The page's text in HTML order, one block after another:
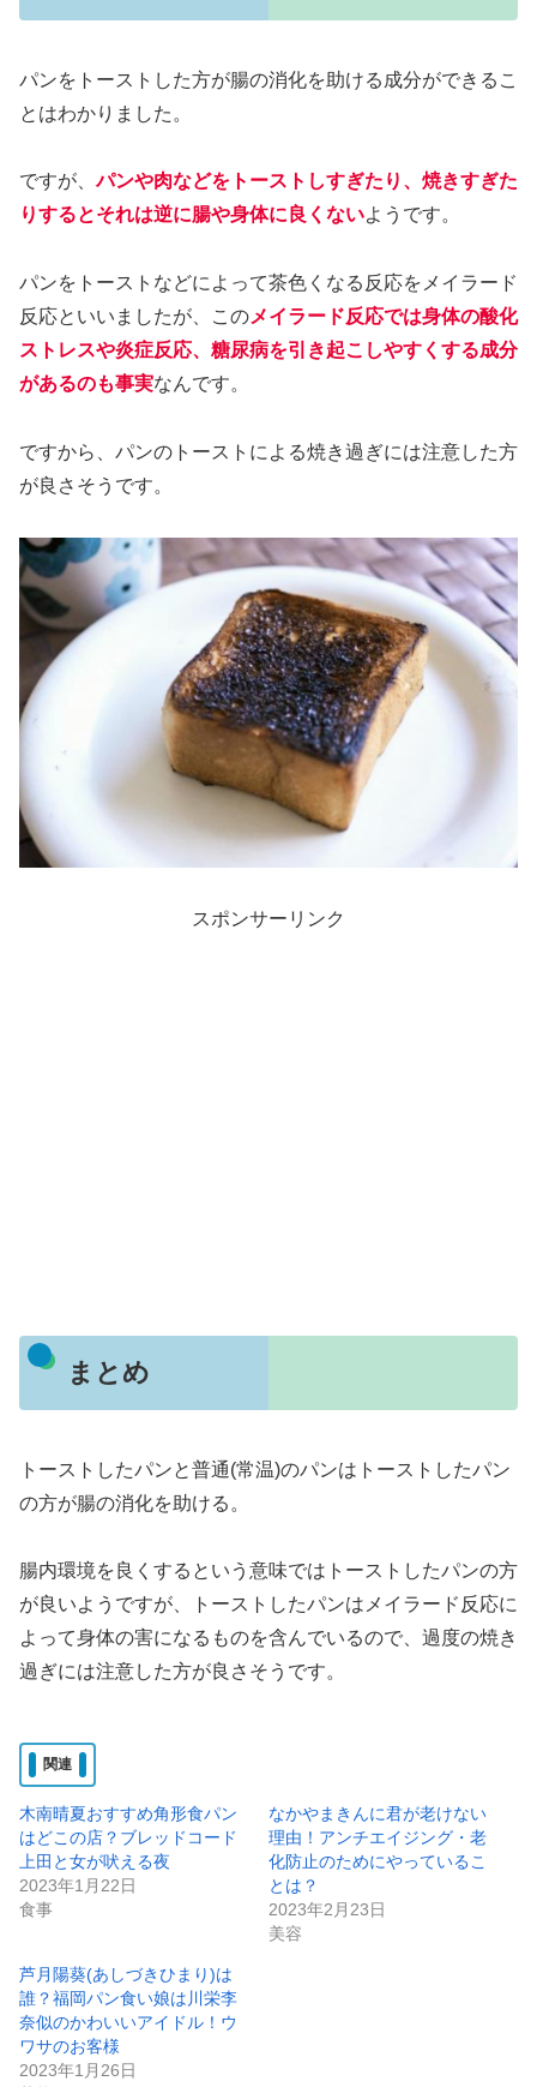
パンをトーストした方が腸の消化を助ける成分ができるこ
とはわかりました。
ですが、パンや肉などをトーストしすぎたり、焼きすぎた
りするとそれは逆に腸や身体に良くないようです。
パンをトーストなどによって茶色くなる反応をメイラード
反応といいましたが、このメイラード反応では身体の酸化
ストレスや炎症反応、糖尿病を引き起こしやすくする成分
があるのも事実なんです。
ですから、パンのトーストによる焼き過ぎには注意した方
が良さそうです。
スポンサーリンク
まとめ
トーストしたパンと普通(常温)のパンはトーストしたパン
の方が腸の消化を助ける。
腸内環境を良くするという意味ではトーストしたパンの方
が良いようですが、トーストしたパンはメイラード反応に
よって身体の害になるものを含んでいるので、過度の焼き
過ぎには注意した方が良さそうです。
関連
木南晴夏おすすめ角形食パン
はどこの店？ブレッドコード
上田と女が吠える夜
2023年1月22日
食事
なかやまきんに君が老けない
理由！アンチエイジング・老
化防止のためにやっているこ
とは？
2023年2月23日
美容
芦月陽葵(あしづきひまり)は
誰？福岡パン食い娘は川栄李
奈似のかわいいアイドル！ウ
ワサのお客様
2023年1月26日